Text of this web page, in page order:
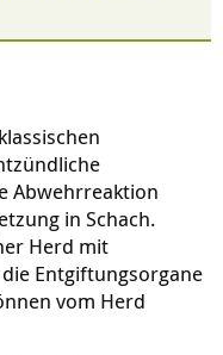
Abwehrreaktion
in Schach.
Herd mit
Entgiftungsorgane
vom Herd